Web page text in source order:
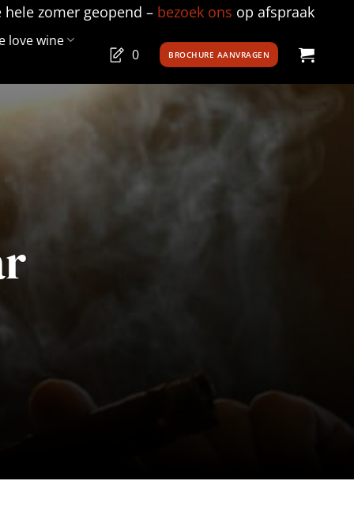
hele zomer geopend – bezoek ons op afspraak
love wine
0
BROCHURE AANVRAGEN